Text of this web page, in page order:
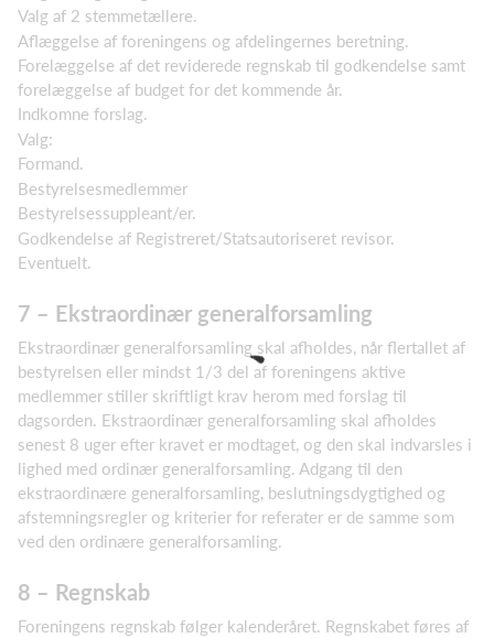
Valg af 2 stemmetællere.
Aflæggelse af foreningens og afdelingernes beretning.
Forelæggelse af det reviderede regnskab til godkendelse samt
forelæggelse af budget for det kommende år.
Indkomne forslag.
Valg:
Formand.
Bestyrelsesmedlemmer
Bestyrelsessuppleant/er.
Godkendelse af Registreret/Statsautoriseret revisor.
Eventuelt.
7 – Ekstraordinær generalforsamling
Ekstraordinær generalforsamling skal afholdes, når flertallet af
bestyrelsen eller mindst 1/3 del af foreningens aktive
medlemmer stiller skriftligt krav herom med forslag til
dagsorden. Ekstraordinær generalforsamling skal afholdes
senest 8 uger efter kravet er modtaget, og den skal indvarsles i
lighed med ordinær generalforsamling. Adgang til den
ekstraordinære generalforsamling, beslutningsdygtighed og
afstemningsregler og kriterier for referater er de samme som
ved den ordinære generalforsamling.
8 – Regnskab
Foreningens regnskab følger kalenderåret. Regnskabet føres af